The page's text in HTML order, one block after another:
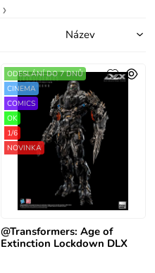
@Transformers: Age of
Extinction Lockdown DLX
ODESLÁNÍ DO 7 DNŮ
CINEMA
COMICS
OK
1/6
NOVINKA